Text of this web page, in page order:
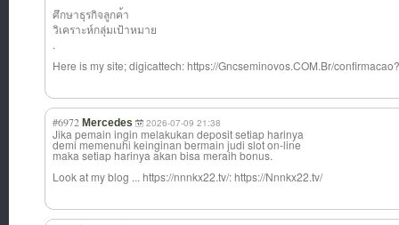
ศึกษาธุรกิจลูกค้า
วิเคราะห์กลุ่มเป้าหมาย
.
Here is my site; digicattech: https://Gncseminovos.COM.Br/
#6972 Mercedes 2026-07-09 21:38
Jika pemain ingin melakukan deposit setiap harinya
demi memenuhi keinginan bermain judi slot on-line
maka setiap harinya akan bisa meraih bonus.
Look at my blog ... https://nnnkx22.tv/: https://Nnnkx22.tv/